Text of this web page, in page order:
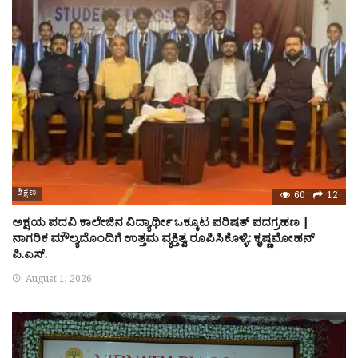
ಶಿಕ್ಷಣ 60 12
ಅಕ್ಷಯ ಪದವಿ ಕಾಲೇಜಿನ ವಿದ್ಯಾರ್ಥೀ ಒಕ್ಕೂಟ ಪರಿಷತ್ ಪದಗ್ರಹಣ |
ನಾಗರಿಕ ಮೌಲ್ಯದೊಂದಿಗೆ ಉತ್ತಮ ವ್ಯಕ್ತಿತ್ವ ರೂಪಿಸಿಕೊಳ್ಳಿ: ಕೃಷ್ಣಮೋಹನ್
ಪಿ.ಎಸ್.
August 1, 2026